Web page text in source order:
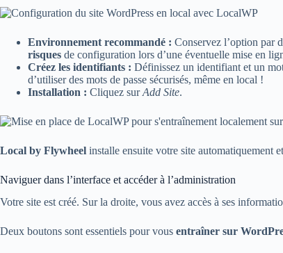
Environnement recommandé : Conservez l’option par
risques de configuration lors d’une éventuelle mise en
Créez les identifiants : Définissez un identifiant et un
d’utiliser des mots de passe sécurisés, même en local !
Installation : Cliquez surAdd Site.
Local by Flywheel installe ensuite votre site automatiquement
Naviguer dans l’interface et accéder à l’administration
Votre site est créé. Sur la droite, vous avez accès à ses
Deux boutons sont essentiels pour vous entraîner sur